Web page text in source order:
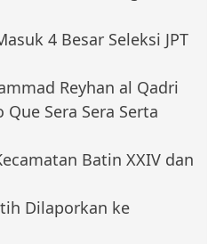
4 Besar Seleksi JPT
Reyhan al Qadri
Sera Sera Serta
Batin XXIV dan
Dilaporkan ke